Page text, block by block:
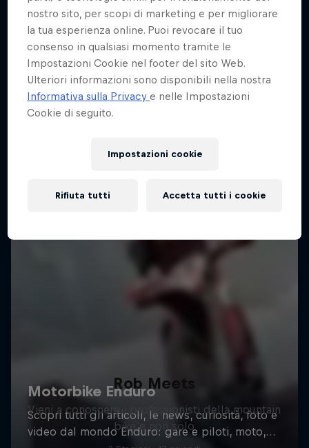
2 Stagioni · 11 episodi
F1
Il viaggio WESS 2019 di Paul Bolton
1 Stagione · 14 episodi
Rob Meets
Vieni a conoscere i professionisti della mountain
bike e non solo
nostro sito, per scopi di marketing e per migliorare
la tua esperienza online. Puoi revocare il tuo
consenso in qualsiasi momento tramite le
Impostazioni Cookie nel footer del sito Web.
Ulteriori informazioni sono disponibili nella nostra
Informativa sulla Privacye nelle Impostazioni
Cookie di seguito.
Impostazioni cookie
Rifiuta tutti Accetta tutti i cookie